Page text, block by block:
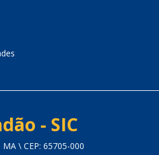
- SIC
\ CEP: 65705-000